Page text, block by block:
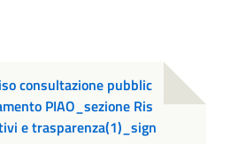
consultazione pubblic
PIAO_sezione Ris
e trasparenza(1)_sign